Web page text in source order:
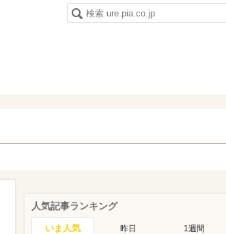
人気記事ランキング
いま人気 昨日 1週間